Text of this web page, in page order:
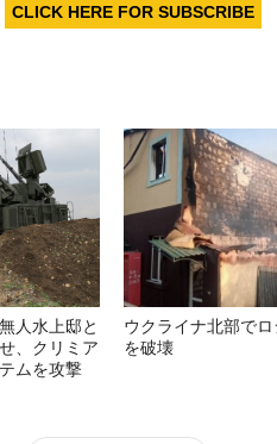
CLICK HERE FOR SUBSCRIBE
人水上邸と
、クリミア
ムを攻撃
ウクライナ北部で
を破壊